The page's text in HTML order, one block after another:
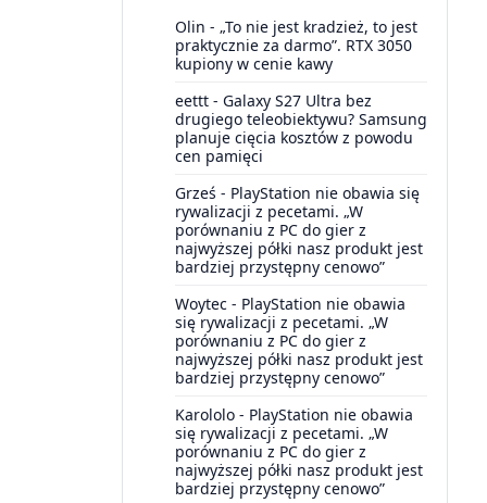
Olin - „To nie jest kradzież, to jest
praktycznie za darmo”. RTX 3050
kupiony w cenie kawy
eettt - Galaxy S27 Ultra bez
drugiego teleobiektywu? Samsung
planuje cięcia kosztów z powodu
cen pamięci
Grześ - PlayStation nie obawia się
rywalizacji z pecetami. „W
porównaniu z PC do gier z
najwyższej półki nasz produkt jest
bardziej przystępny cenowo”
Woytec - PlayStation nie obawia
się rywalizacji z pecetami. „W
porównaniu z PC do gier z
najwyższej półki nasz produkt jest
bardziej przystępny cenowo”
Karololo - PlayStation nie obawia
się rywalizacji z pecetami. „W
porównaniu z PC do gier z
najwyższej półki nasz produkt jest
bardziej przystępny cenowo”